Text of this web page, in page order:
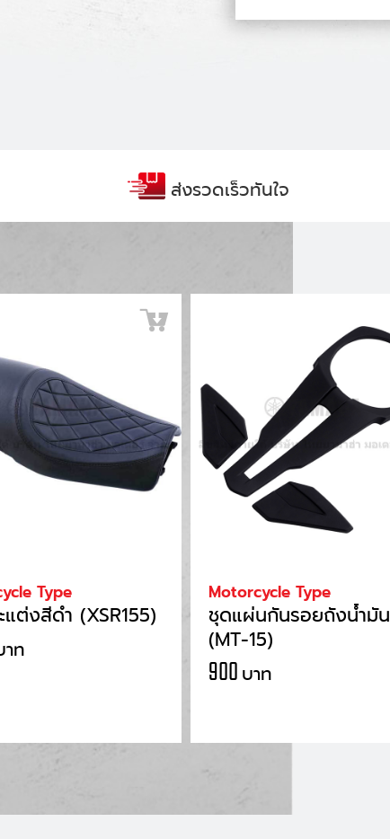
ส่งรวดเร็วทันใจ
Type
แต่งสีดำ (XSR155)
าท
Motorcycle Type
ชุดแผ่นกันรอยถังน้ำมัน
(MT-15)
900 บาท